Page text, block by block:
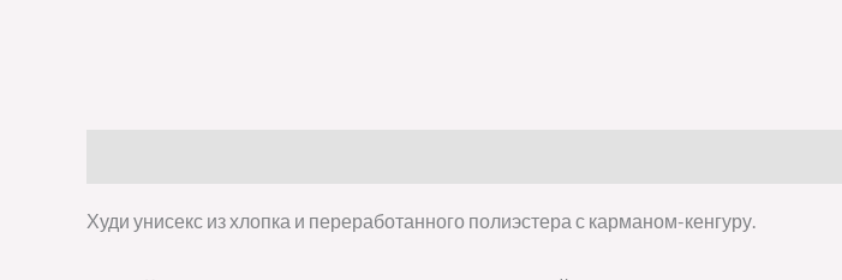
Худи унисекс из хлопка и переработанного полиэстера с карманом-кенгуру.